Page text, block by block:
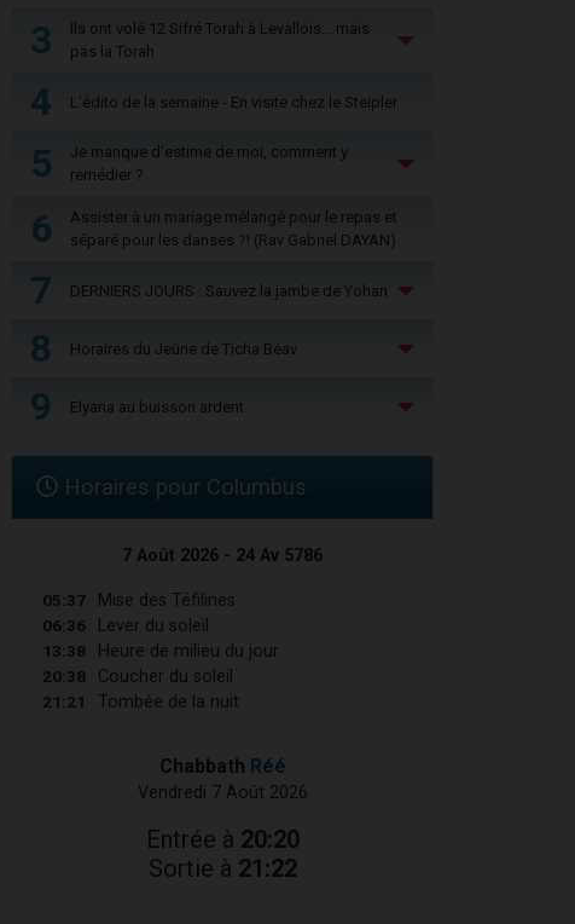
3
Ils ont volé 12 Sifré Torah à Levallois… mais
pas la Torah
4 L'édito de la semaine - En visite chez le Steipler
5
Je manque d'estime de moi, comment y
remédier ?
6
Assister à un mariage mélangé pour le repas et
séparé pour les danses ?! (Rav Gabriel DAYAN)
7 DERNIERS JOURS : Sauvez la jambe de Yohan
8 Horaires du Jeûne de Ticha Béav
9 Elyana au buisson ardent
Horaires pour Columbus
7 Août 2026 - 24 Av 5786
05:37 Mise des Téfilines
06:36 Lever du soleil
13:38 Heure de milieu du jour
20:38 Coucher du soleil
21:21 Tombée de la nuit
Chabbath Réé
Vendredi 7 Août 2026
Entrée à 20:20
Sortie à 21:22